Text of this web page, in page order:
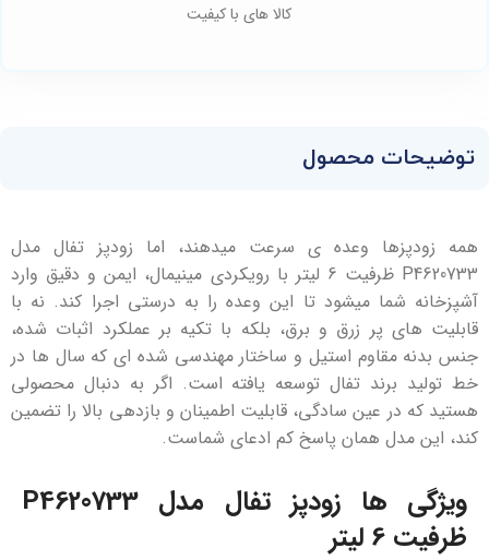
کالا های با کیفیت
توضیحات محصول
همه زودپزها وعده ‌ی سرعت میدهند، اما زودپز تفال مدل
P4620733 ظرفیت 6 لیتر با رویکردی مینیمال، ایمن و دقیق وارد
آشپزخانه شما میشود تا این وعده را به ‌درستی اجرا کند. نه با
قابلیت ‌های پر زرق‌ و برق، بلکه با تکیه بر عملکرد اثبات‌ شده،
جنس بدنه مقاوم استیل و ساختار مهندسی‌ شده ‌ای که سال‌ ها در
خط تولید برند تفال توسعه یافته است. اگر به ‌دنبال محصولی
هستید که در عین سادگی، قابلیت اطمینان و بازدهی بالا را تضمین
کند، این مدل همان پاسخ کم ‌ادعای شماست.
ویژگی ‌ها زودپز تفال مدل P4620733
ظرفیت 6 لیتر